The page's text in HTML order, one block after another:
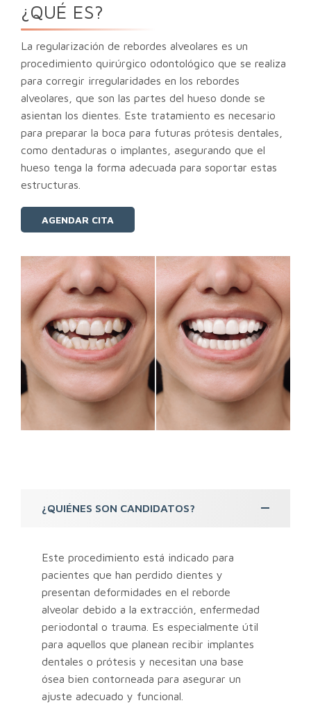
¿QUÉ ES?
La regularización de rebordes alveolares es un
procedimiento quirúrgico odontológico que se realiza
para corregir irregularidades en los rebordes
alveolares, que son las partes del hueso donde se
asientan los dientes. Este tratamiento es necesario
para preparar la boca para futuras prótesis dentales,
como dentaduras o implantes, asegurando que el
hueso tenga la forma adecuada para soportar estas
estructuras.
AGENDAR CITA
¿QUIÉNES SON CANDIDATOS?
Este procedimiento está indicado para
pacientes que han perdido dientes y
presentan deformidades en el reborde
alveolar debido a la extracción, enfermedad
periodontal o trauma. Es especialmente útil
para aquellos que planean recibir implantes
dentales o prótesis y necesitan una base
ósea bien contorneada para asegurar un
ajuste adecuado y funcional.